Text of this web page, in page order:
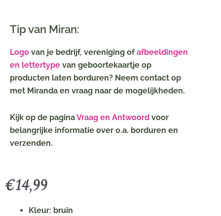
Tip van Miran:
Logo van je bedrijf, vereniging ofafbeeldingen
en lettertype van geboortekaartje op
producten laten borduren? Neem contact op
met Miranda en vraag naar de mogelijkheden.
Kijk op de paginaVraag en Antwoord voor
belangrijke informatie over o.a. borduren en
verzenden.
€14,99
Kleur: bruin